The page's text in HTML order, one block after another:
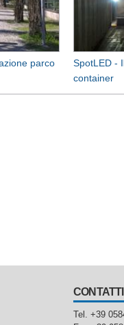
parco
SpotLED -
container
CONTATTI
Tel. +39